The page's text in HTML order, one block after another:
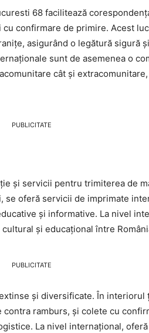
68 facilitează
confirmare de primire. Acest
asigurând o legătură sigură
sunt de asemenea o
cât și
PUBLICITATE
și servicii pentru trimiterea de
oferă servicii de imprimate
și informative. La nivel
și educațional între
PUBLICITATE
și diversificate. În
ramburs, și colete cu
La nivel internațional,